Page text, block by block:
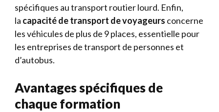
spécifiques au transport routier lourd. Enfin,
la capacité de transport de voyageurs concerne
les véhicules de plus de 9 places, essentielle pour
les entreprises de transport de personnes et
d’autobus.
Avantages spécifiques de
chaque formation